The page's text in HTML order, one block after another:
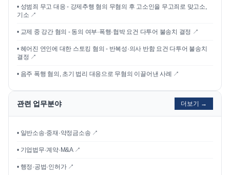
• 성범죄 무고 대응 - 강제추행 혐의 무혐의 후 고소인을 무고죄로 맞고소,
기소 ↗
• 교제 중 강간 혐의 - 동의 여부·폭행·협박 요건 다투어 불송치 결정 ↗
• 헤어진 연인에 대한 스토킹 혐의 - 반복성·의사 반함 요건 다투어 불송치
결정 ↗
• 음주 폭행 혐의, 초기 법리 대응으로 무혐의 이끌어낸 사례 ↗
관련 업무분야 더보기 →
• 일반소송·중재·약정금소송 ↗
• 기업법무·계약·M&A ↗
• 행정·공법·인허가 ↗